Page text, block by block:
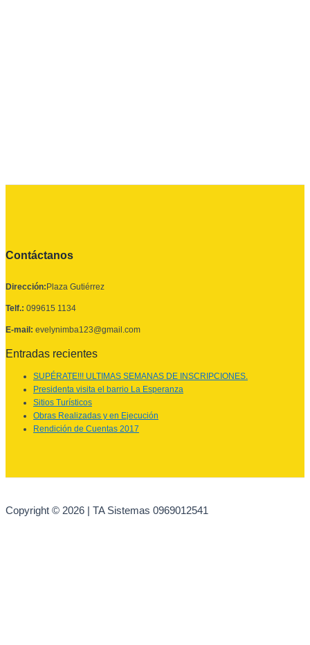
Contáctanos
Dirección: Plaza Gutiérrez
Telf.: 099615 1134
E-mail: evelynimba123@gmail.com
Entradas recientes
SUPÉRATE!!! ULTIMAS SEMANAS DE INSCRIPCIONES.
Presidenta visita el barrio La Esperanza
Sitios Turísticos
Obras Realizadas y en Ejecución
Rendición de Cuentas 2017
Copyright © 2026 | TA Sistemas 0969012541